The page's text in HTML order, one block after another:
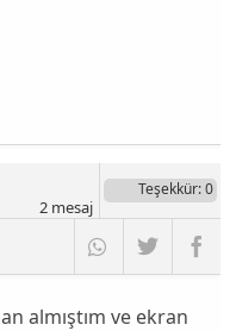
Teşekkür: 0
2mesaj
almıştım ve ekran